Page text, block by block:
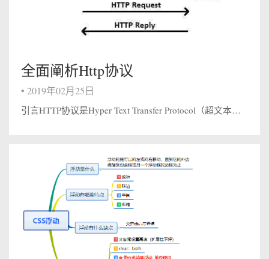
全面阐析Http协议
• 2019年02月25日
引言HTTP协议是Hyper Text Transfer Protocol（超文本传输协议）的缩写,是用于从万维网服务器传输超文本到本地浏览器的传送协议。HTTP 是基于 TCP&#x2F;IP 协议通信协议来传递数据（HTML 文件...